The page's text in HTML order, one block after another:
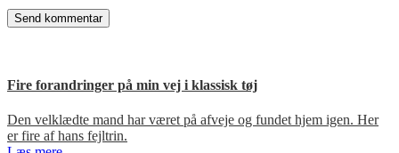
Fire forandringer på min vej i klassisk tøj
Den velklædte mand har været på afveje og fundet hjem igen. Her
er fire af hans fejltrin.